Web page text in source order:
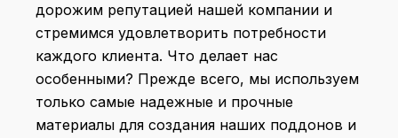
дорожим репутацией нашей компании и
стремимся удовлетворить потребности
каждого клиента. Что делает нас
особенными? Прежде всего, мы используем
только самые надежные и прочные
материалы для создания наших поддонов и